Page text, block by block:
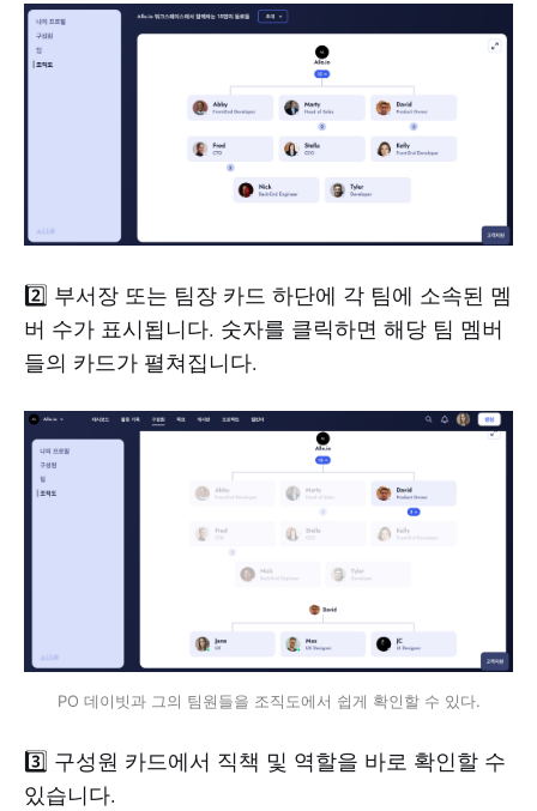
2️⃣ 부서장 또는 팀장 카드 하단에 각 팀에 소속된 멤
버 수가 표시됩니다. 숫자를 클릭하면 해당 팀 멤버
들의 카드가 펼쳐집니다.
PO 데이빗과 그의 팀원들을 조직도에서 쉽게 확인할 수 있다.
3️⃣ 구성원 카드에서 직책 및 역할을 바로 확인할 수
있습니다.